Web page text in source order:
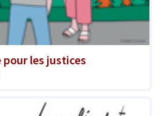
les justices